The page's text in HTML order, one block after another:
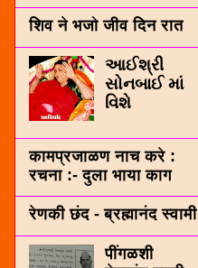
शिव ने भजो जीव दिन रात
આઈશ્રી
સોનબાઈ માં
વિશે
कामप्रजाळण नाच करे :
रचना :- दुला भाया काग
रेणकी छंद - ब्रह्मानंद स्वामी
पींगळशी